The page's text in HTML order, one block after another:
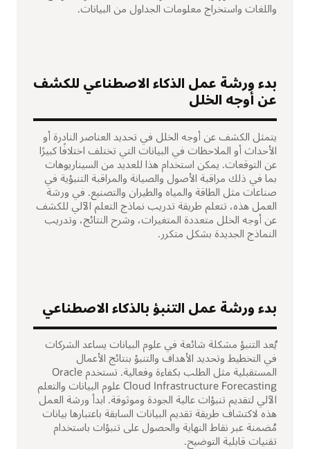
واللغات واستخراج معلومات الجداول من البيانات.
بدء ورشة عمل الذكاء الاصطناعي للكشف
عن أوجه الخلل
يتمثل الكشف عن أوجه الخلل في تحديد العناصر النادرة أو
الأحداث أو الملاحظات في البيانات التي تختلف اختلافًا كبيرًا
عن التوقعات. يمكن استخدام هذا للعديد من السيناريوهات
بما في ذلك مراقبة الأصول والصيانة والمراقبة التنبؤية في
صناعات مثل الطاقة والمياه والطيران والتصنيع. في ورشة
العمل هذه، تتعلم طريقة تدريب نماذج التعلم الآلي للكشف
عن أوجه الخلل متعددة المتغيرات، وشرح النتائج، وتدريب
النماذج الجديدة بشكل متكرر.
بدء ورشة عمل التنبؤ بالذكاء الاصطناعي
يُعد التنبؤ مشكلة شائعة في علوم البيانات يساعد الشركات
في التخطيط وتحديد الأهداف والتنبؤ بنتائج الأعمال
المستقبلية مثل الطلب بكفاءة وفعالية. تستخدم Oracle
Cloud Infrastructure Forecasting علوم البيانات والتعلم
الآلي لتقديم تنبؤات عالية الجودة وموثوقة. ابدأ ورشة العمل
هذه لاكتشاف طريقة تقديم البيانات السابقة باعتبارها بيانات
مُضمنة عبر نقاط النهاية والحصول على تنبؤات باستخدام
تقنيات قابلية التوضيح.